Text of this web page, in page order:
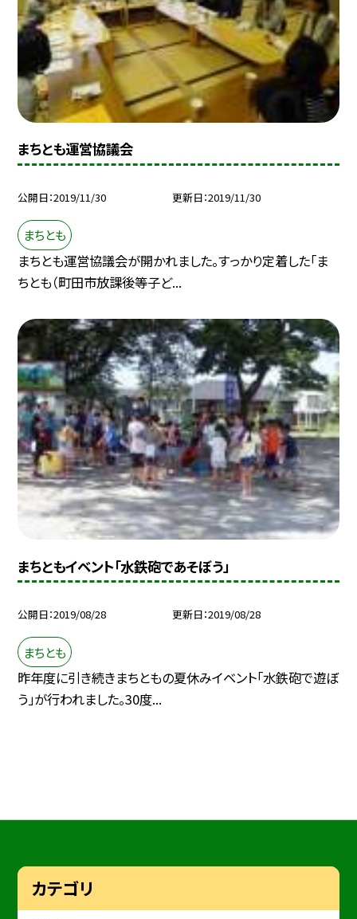
まちとも運営協議会
公開日 2019/11/30 更新日 2019/11/30
まちとも
まちとも運営協議会が開かれました。すっかり定着した「ま
ちとも（町田市放課後等子ど...
まちともイベント「水鉄砲であそぼう」
公開日 2019/08/28 更新日 2019/08/28
まちとも
昨年度に引き続きまちともの夏休みイベント「水鉄砲で遊ぼ
う」が行われました。30度...
カテゴリ